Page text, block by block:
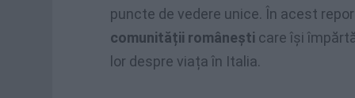
puncte de vedere unice. În acest
comunității românești care își
lor despre viața în Italia.